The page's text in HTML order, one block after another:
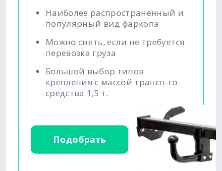
Наиболее распространенный и
популярный вид фаркопа
Можно снять, если не требуется
перевозка груза
Большой выбор типов
крепления с массой трансп-го
средства 1,5 т.
Подобрать